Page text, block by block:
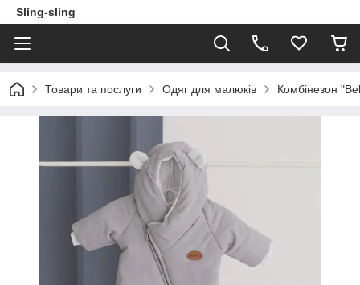
Sling-sling
Товари та послуги Одяг для малюків Комбінезон